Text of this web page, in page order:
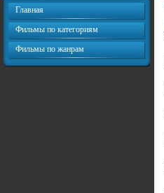
Главная
Фильмы по категориям
Фильмы по жанрам